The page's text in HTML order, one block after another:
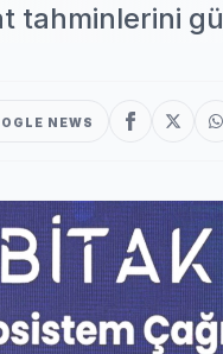
tahminlerini
NEWS